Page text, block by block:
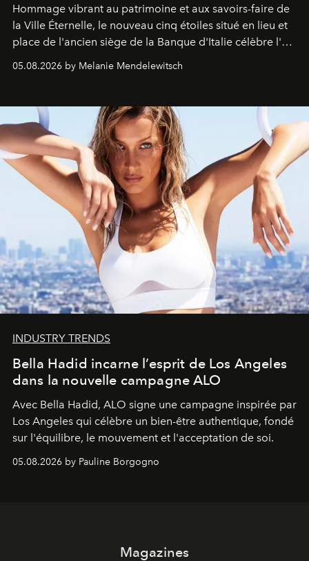
Hommage vibrant au patrimoine et aux savoirs-faire de
la Ville Éternelle, le nouveau cinq étoiles situé en lieu et
place de l'ancien siège de la Banque d'Italie célèbre l'art
05.08.2026 by Melanie Mendelewitsch
INDUSTRY TRENDS
Bella Hadid incarne l’esprit de Los Angeles
dans la nouvelle campagne ALO
Avec Bella Hadid, ALO signe une campagne inspirée par
Los Angeles qui célèbre un bien-être authentique, fondé
sur l'équilibre, le mouvement et l'acceptation de soi.
05.08.2026 by Pauline Borgogno
Magazines